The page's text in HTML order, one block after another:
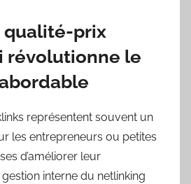
qualité-prix
révolutionne le
représentent souvent un
les entrepreneurs ou petites
d’améliorer leur
interne du netlinking